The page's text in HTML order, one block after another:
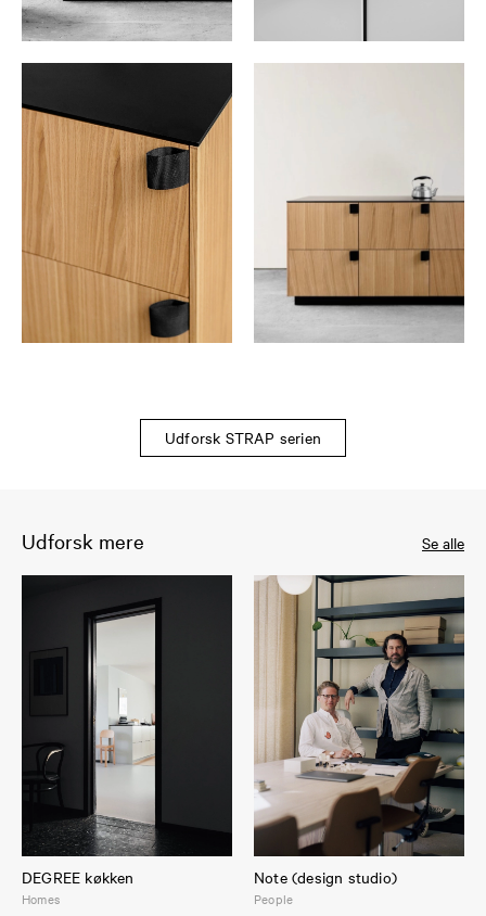
Udforsk STRAP serien
Udforsk mere Se alle
DEGREE køkken
Homes
Note (design studio)
People